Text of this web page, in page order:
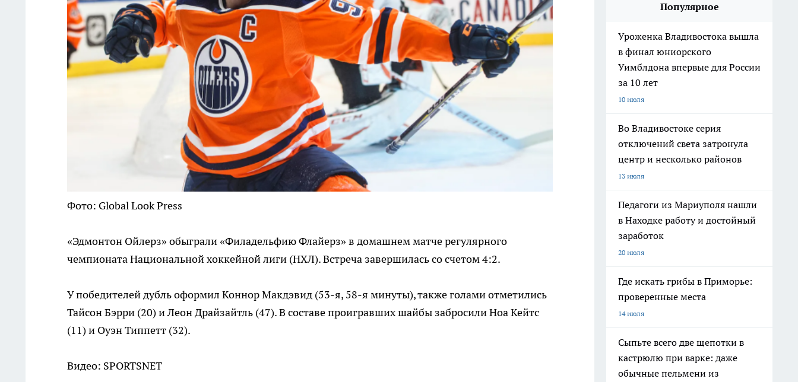
Фото: Global Look Press
«Эдмонтон Ойлерз» обыграли «Филадельфию Флайерз» в домашнем матче регулярного
чемпионата Национальной хоккейной лиги (НХЛ). Встреча завершилась со счетом 4:2.
У победителей дубль оформил Коннор Макдэвид (53-я, 58-я минуты), также голами отметились
Тайсон Бэрри (20) и Леон Драйзайтль (47). В составе проигравших шайбы забросили Ноа Кейтс
(11) и Оуэн Типпетт (32).
Видео: SPORTSNET
Популярное
Уроженка Владивостока вышла
в финал юниорского
Уимблдона впервые для России
за 10 лет
10 июля
Во Владивостоке серия
отключений света затронула
центр и несколько районов
13 июля
Педагоги из Мариуполя нашли
в Находке работу и достойный
заработок
20 июля
Где искать грибы в Приморье:
проверенные места
14 июля
Сыпьте всего две щепотки в
кастрюлю при варке: даже
обычные пельмени из